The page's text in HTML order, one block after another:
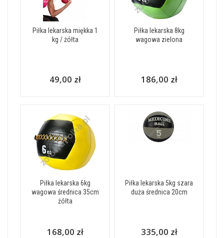
Piłka lekarska miękka 1
kg / żółta
49,00 zł
Piłka lekarska 8kg
wagowa zielona
186,00 zł
Piłka lekarska 6kg
wagowa średnica 35cm
żółta
168,00 zł
Piłka lekarska 5kg szara
duża średnica 20cm
335,00 zł